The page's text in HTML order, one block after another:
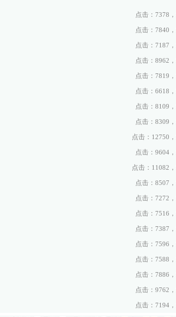
点击：7378
点击：7840
点击：7187
点击：8962
点击：7819
点击：6618
点击：8109
点击：8309
点击：12750
点击：9604
点击：11082
点击：8507
点击：7272
点击：7516
点击：7387
点击：7596
点击：7588
点击：7886
点击：9762
点击：7194